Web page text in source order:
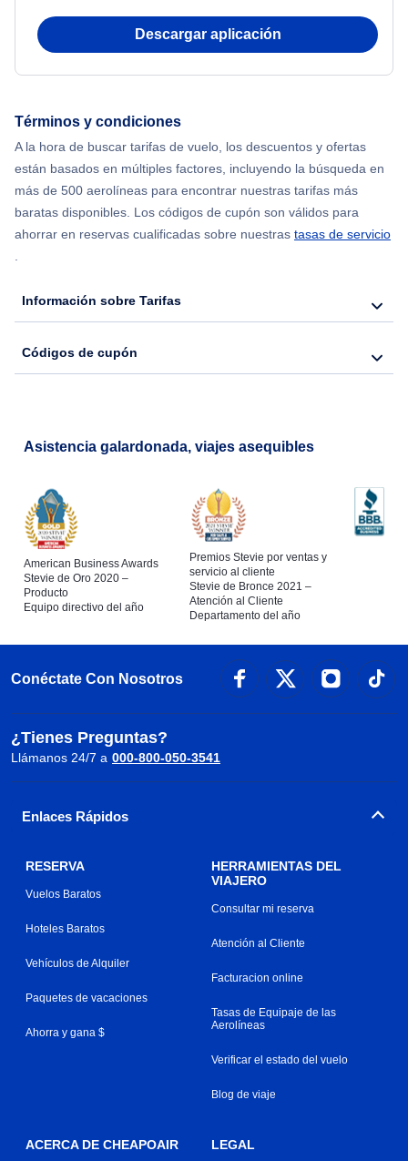
Descargar aplicación
Términos y condiciones
A la hora de buscar tarifas de vuelo, los descuentos y ofertas
están basados en múltiples factores, incluyendo la búsqueda en
más de 500 aerolíneas para encontrar nuestras tarifas más
baratas disponibles. Los códigos de cupón son válidos para
ahorrar en reservas cualificadas sobre nuestras tasas de servicio
.
Información sobre Tarifas
Códigos de cupón
Asistencia galardonada, viajes asequibles
American Business Awards
Stevie de Oro 2020 –
Producto
Equipo directivo del año
Premios Stevie por ventas y
servicio al cliente
Stevie de Bronce 2021 –
Atención al Cliente
Departamento del año
Conéctate Con Nosotros
¿Tienes Preguntas?
Llámanos 24/7 a 000-800-050-3541
Enlaces Rápidos
RESERVA
Vuelos Baratos
Hoteles Baratos
Vehículos de Alquiler
Paquetes de vacaciones
Ahorra y gana $
HERRAMIENTAS DEL
VIAJERO
Consultar mi reserva
Atención al Cliente
Facturacion online
Tasas de Equipaje de las
Aerolíneas
Verificar el estado del vuelo
Blog de viaje
ACERCA DE CHEAPOAIR LEGAL